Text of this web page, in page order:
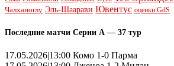
Чалханоглу Эль-Шаарави Ювентус оценки GdS
Последние матчи Серии А — 37 тур
17.05.2026|13:00 Комо 1-0 Парма